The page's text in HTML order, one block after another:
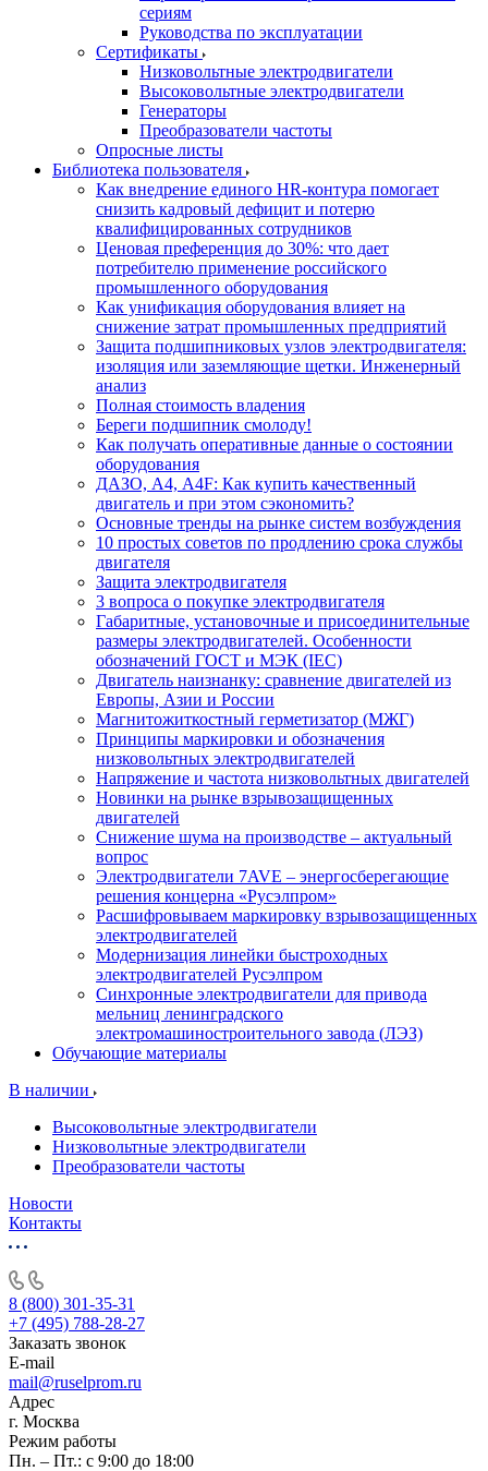
сериям
Руководства по эксплуатации
Сертификаты
Низковольтные электродвигатели
Высоковольтные электродвигатели
Генераторы
Преобразователи частоты
Опросные листы
Библиотека пользователя
Как внедрение единого HR-контура помогает
снизить кадровый дефицит и потерю
квалифицированных сотрудников
Ценовая преференция до 30%: что дает
потребителю применение российского
промышленного оборудования
Как унификация оборудования влияет на
снижение затрат промышленных предприятий
Защита подшипниковых узлов электродвигателя:
изоляция или заземляющие щетки. Инженерный
анализ
Полная стоимость владения
Береги подшипник смолоду!
Как получать оперативные данные о состоянии
оборудования
ДАЗО, А4, А4F: Как купить качественный
двигатель и при этом сэкономить?
Основные тренды на рынке систем возбуждения
10 простых советов по продлению срока службы
двигателя
Защита электродвигателя
3 вопроса о покупке электродвигателя
Габаритные, установочные и присоединительные
размеры электродвигателей. Особенности
обозначений ГОСТ и МЭК (IEC)
Двигатель наизнанку: сравнение двигателей из
Европы, Азии и России
Магнитожиткостный герметизатор (МЖГ)
Принципы маркировки и обозначения
низковольтных электродвигателей
Напряжение и частота низковольтных двигателей
Новинки на рынке взрывозащищенных
двигателей
Снижение шума на производстве – актуальный
вопрос
Электродвигатели 7AVE – энергосберегающие
решения концерна «Русэлпром»
Расшифровываем маркировку взрывозащищенных
электродвигателей
Модернизация линейки быстроходных
электродвигателей Русэлпром
Синхронные электродвигатели для привода
мельниц ленинградского
электромашиностроительного завода (ЛЭЗ)
Обучающие материалы
В наличии
Высоковольтные электродвигатели
Низковольтные электродвигатели
Преобразователи частоты
Новости
Контакты
8 (800) 301-35-31
+7 (495) 788-28-27
Заказать звонок
E-mail
mail@ruselprom.ru
Адрес
г. Москва
Режим работы
Пн. – Пт.: с 9:00 до 18:00